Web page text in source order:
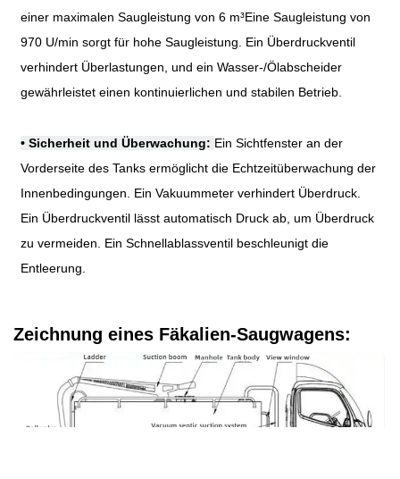
einer maximalen Saugleistung von 6 m³Eine Saugleistung von
970 U/min sorgt für hohe Saugleistung. Ein Überdruckventil
verhindert Überlastungen, und ein Wasser-/Ölabscheider
gewährleistet einen kontinuierlichen und stabilen Betrieb.
• Sicherheit und Überwachung: Ein Sichtfenster an der
Vorderseite des Tanks ermöglicht die Echtzeitüberwachung der
Innenbedingungen. Ein Vakuummeter verhindert Überdruck.
Ein Überdruckventil lässt automatisch Druck ab, um Überdruck
zu vermeiden. Ein Schnellablassventil beschleunigt die
Entleerung.
Zeichnung eines Fäkalien-Saugwagens: